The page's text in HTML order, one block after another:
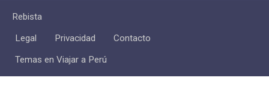
Rebista
Legal
Privacidad
Contacto
Temas en Viajar a Perú